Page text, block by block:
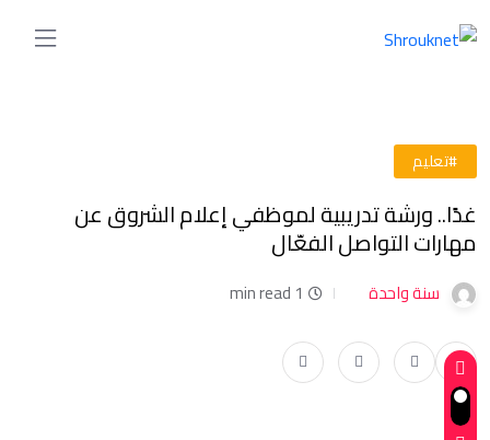
#تعليم
غدًا.. ورشة تدريبية لموظفي إعلام الشروق عن
مهارات التواصل الفعّال
سنة واحدة 1 min read